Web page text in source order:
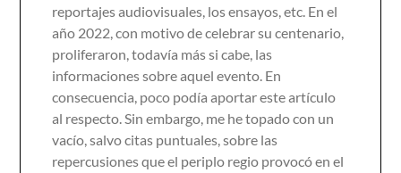
reportajes audiovisuales, los ensayos, etc. En el
año 2022, con motivo de celebrar su centenario,
proliferaron, todavía más si cabe, las
informaciones sobre aquel evento. En
consecuencia, poco podía aportar este artículo
al respecto. Sin embargo, me he topado con un
vacío, salvo citas puntuales, sobre las
repercusiones que el periplo regio provocó en el